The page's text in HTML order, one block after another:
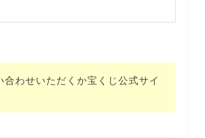
わせいただくか宝くじ公式サイ